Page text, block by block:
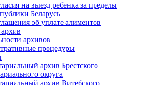
на выезд ребенка за пределы
Беларусь
об уплате алиментов
архивов
процедуры
архив Брестского
округа
архив Витебского